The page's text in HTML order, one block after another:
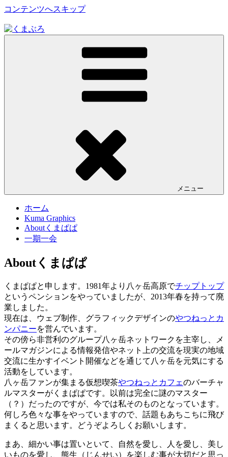
コンテンツへスキップ
くまが入る温泉じゃありません。私くまぱぱのブログという
メニュー
ホーム
Kuma Graphics
Aboutくまぱぱ
一期一会
Aboutくまぱぱ
くまぱぱと申します。1981年より八ヶ岳高原でチップトップ
というペンションをやっていましたが、2013年春を持って廃
業しました。
現在は、ウェブ制作、グラフィックデザインのやつねっとカ
ンパニーを営んでいます。
その傍ら非営利のグループ八ヶ岳ネットワークを主宰し、メ
ールマガジンによる情報発信やネット上の交流を現実の地域
交流に生かすイベント開催などを通じて八ヶ岳を元気にする
活動をしています。
八ヶ岳ファンが集まる仮想喫茶やつねっとカフェのバーチャ
ルマスターがくまぱぱです。以前は完全に謎のマスター
（？）だったのですが、今では私そのものとなっています。
何しろ色々な事をやっていますので、話題もあちこちに飛び
まくると思います。どうぞよろしくお願いします。
まあ、細かい事は置いといて、自然を愛し、人を愛し、美し
いものを愛し、熊生（じんせい）を楽しむ事が大切だと思っ